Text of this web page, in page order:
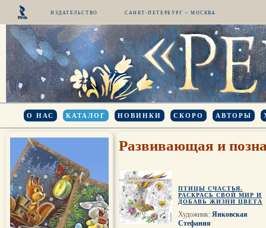
ИЗДАТЕЛЬСТВО САНКТ-ПЕТЕРБУРГ – МОСКВА
О НАС КАТАЛОГ НОВИНКИ СКОРО АВТОРЫ
Развивающая и
ПТИЦЫ СЧАСТЬЯ.
РАСКРАСЬ СВОЙ МИР И
ДОБАВЬ ЖИЗНИ ЦВЕТА
Художник: Янковская
Стефания